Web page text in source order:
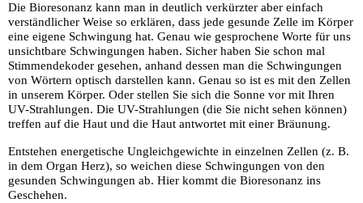
Die Bioresonanz kann man in deutlich verkürzter aber einfach
verständlicher Weise so erklären, dass jede gesunde Zelle im Körper
eine eigene Schwingung hat. Genau wie gesprochene Worte für uns
unsichtbare Schwingungen haben. Sicher haben Sie schon mal
Stimmendekoder gesehen, anhand dessen man die Schwingungen
von Wörtern optisch darstellen kann. Genau so ist es mit den Zellen
in unserem Körper. Oder stellen Sie sich die Sonne vor mit Ihren
UV-Strahlungen. Die UV-Strahlungen (die Sie nicht sehen können)
treffen auf die Haut und die Haut antwortet mit einer Bräunung.
Entstehen energetische Ungleichgewichte in einzelnen Zellen (z. B.
in dem Organ Herz), so weichen diese Schwingungen von den
gesunden Schwingungen ab. Hier kommt die Bioresonanz ins
Geschehen.